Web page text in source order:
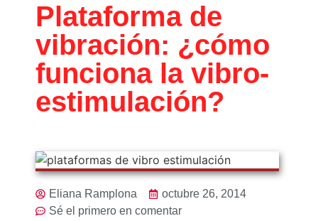
Plataforma de
vibración: ¿cómo
funciona la vibro-
estimulación?
Eliana Ramplona
octubre 26, 2014
Sé el primero en comentar